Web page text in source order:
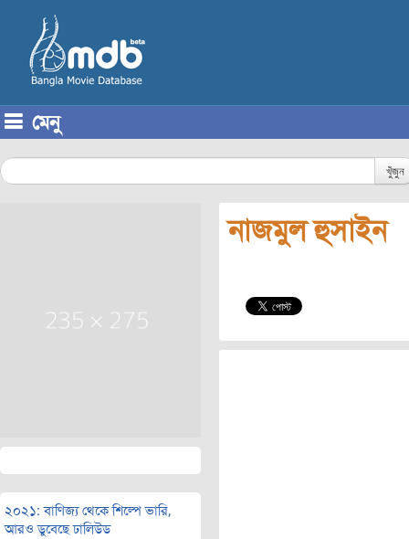
মেনু
খুঁজুন
২০২১: বাণিজ্য থেকে শিল্পে ভারি,
আরও ডুবেছে ঢালিউড
নাজমুল হুসাইন